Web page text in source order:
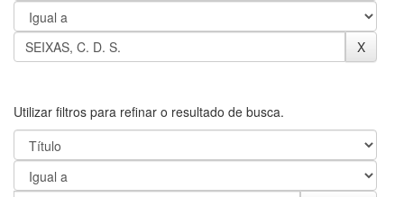
Utilizar filtros para refinar o resultado de busca.